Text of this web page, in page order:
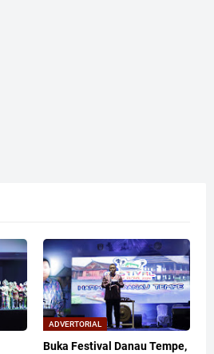
ADVERTORIAL
Buka Festival Danau Tempe,